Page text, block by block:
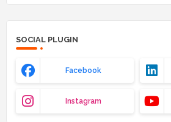
SOCIAL PLUGIN
Facebook
Instagram